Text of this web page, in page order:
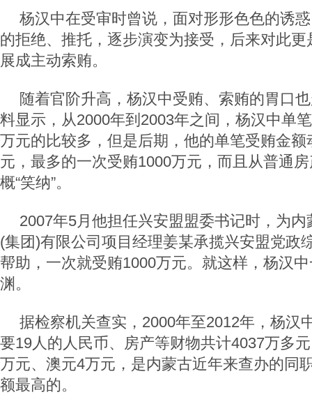
杨汉中在受审时曾说，面对形形色色的诱
的拒绝、推托，逐步演变为接受，后来对此
展成主动索贿。
随着官阶升高，杨汉中受贿、索贿的胃口
料显示，从2000年到2003年之间，杨汉中单
万元的比较多，但是后期，他的单笔受贿金
元，最多的一次受贿1000万元，而且从普通
概“笑纳”。
2007年5月他担任兴安盟盟委书记时，为
(集团)有限公司项目经理姜某承揽兴安盟党政
帮助，一次就受贿1000万元。就这样，杨汉
渊。
据检察机关查实，2000年至2012年，杨汉
要19人的人民币、房产等财物共计4037万多
万元、澳元4万元，是内蒙古近年来查办的同
额最高的。